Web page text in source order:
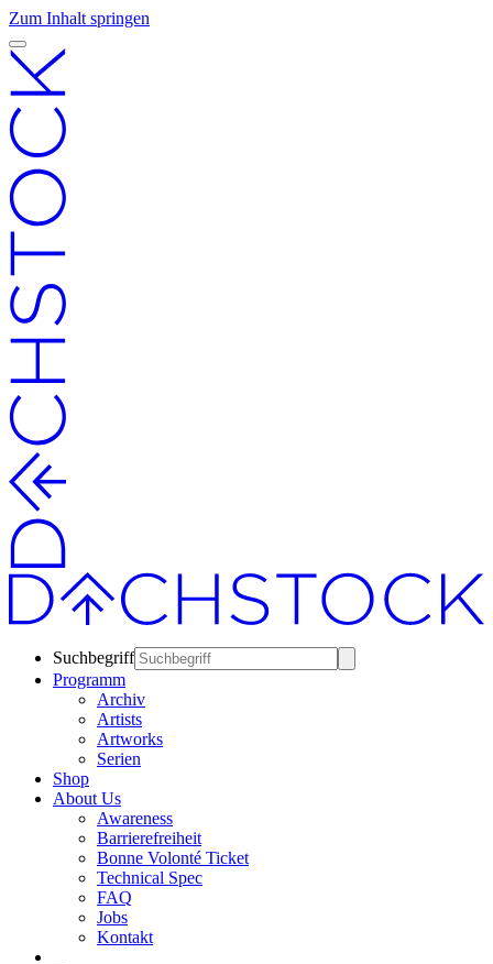
Zum Inhalt springen
Suchbegriff
Programm
Archiv
Artists
Artworks
Serien
Shop
About Us
Awareness
Barrierefreiheit
Bonne Volonté Ticket
Technical Spec
FAQ
Jobs
Kontakt